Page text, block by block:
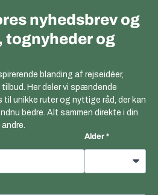
nyhedsbrev og
tognyheder og
blanding af rejseidéer,
Her deler vi spændende
til unikke ruter og nyttige råd, der kan
bedre. Alt sammen direkte i din
Alder